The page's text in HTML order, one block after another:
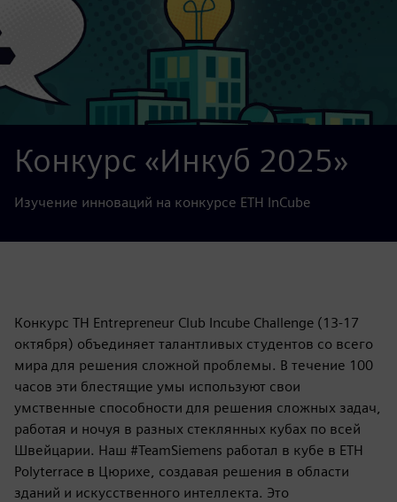
Конкурс «Инкуб 2025»
Изучение инноваций на конкурсе ETH InCube
Конкурс TH Entrepreneur Club Incube Challenge (13-17
октября) объединяет талантливых студентов со всего
мира для решения сложной проблемы. В течение 100
часов эти блестящие умы используют свои
умственные способности для решения сложных задач,
работая и ночуя в разных стеклянных кубах по всей
Швейцарии. Наш #TeamSiemens работал в кубе в ETH
Polyterrace в Цюрихе, создавая решения в области
зданий и искусственного интеллекта. Это